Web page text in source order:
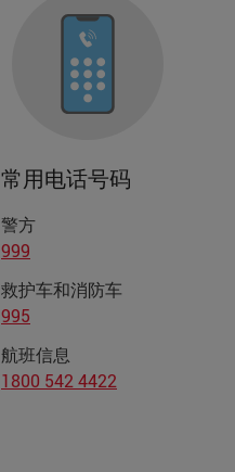
常用电话号码
警方
999
救护车和消防车
995
航班信息
1800 542 4422